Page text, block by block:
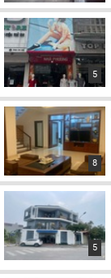
5
8
5